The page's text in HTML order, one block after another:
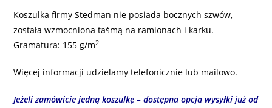
Koszulka firmy Stedman nie posiada bocznych szwów,
została wzmocniona taśmą na ramionach i karku.
Gramatura: 155 g/m2
Więcej informacji udzielamy telefonicznie lub mailowo.
Jeżeli zamówicie jedną koszulkę – dostępna opcja wysyłki już od